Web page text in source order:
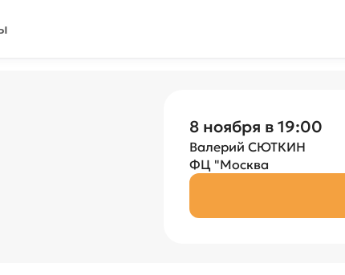
8 ноября в 19:00
Валерий СЮТКИН
ФЦ "Москва